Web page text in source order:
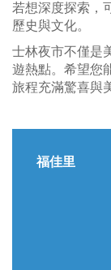
若想深度探索，
歷史與文化。
士林夜市不僅是
遊熱點。希望您
旅程充滿驚喜與
福佳里